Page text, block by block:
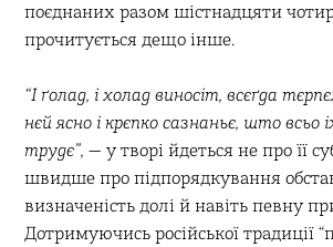
поєднаних разом шістнадцяти
прочитується дещо інше.
“І ґолад, і холад виносіт, всєґда
нєй ясно і крєпко сазнаньє, што всьо
трудє”, — у творі йдеться не про її
швидше про підпорядкування
визначеність долі й навіть певну
Дотримуючись російської традиції